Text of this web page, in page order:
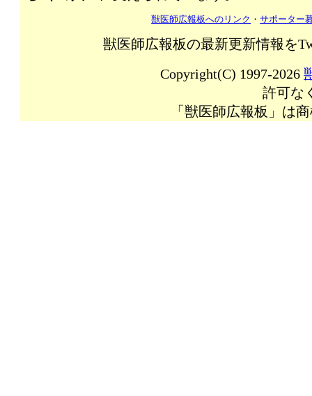
獣医師広報板へのリンク ・サポーター
獣医師広報板の最新更新情報を
Copyright(C) 1997-2026
許可な
「獣医師広報板」は